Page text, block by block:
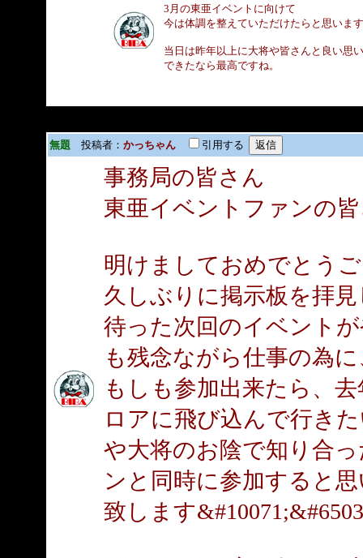
3月の東亜イベントに向けて
今は体調を整えていただけたらと思いま
当日は昨年以上に大将や皆さんと良い思
できたなら最高ですね。
無題 投稿者： かっちゃん 引用する
事務局の皆さん
東亜イベントファンの
明けましておめでとう
久しぶりに掲示板を拝
待った次回のイベント
も残念ながら仕事の為
もしも参加出来たら、
ロアに飛び込んで行き
や大将のお陰で知り合
ンと同時に参加すると
致します